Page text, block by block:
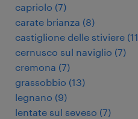
capriolo (7)
carate brianza (8)
castiglione delle stiviere (11
cernusco sul naviglio (7)
cremona (7)
grassobbio (13)
legnano (9)
lentate sul seveso (7)